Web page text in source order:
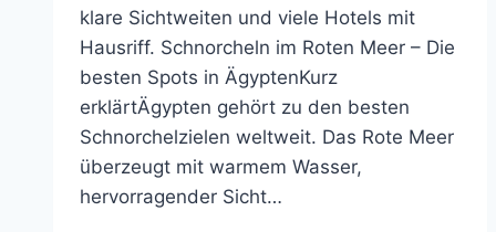
klare Sichtweiten und viele Hotels mit
Hausriff. Schnorcheln im Roten Meer – Die
besten Spots in ÄgyptenKurz
erklärtÄgypten gehört zu den besten
Schnorchelzielen weltweit. Das Rote Meer
überzeugt mit warmem Wasser,
hervorragender Sicht…